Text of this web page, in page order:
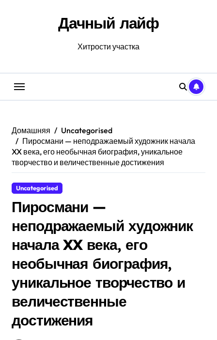
Дачный лайф
Хитрости участка
Домашняя
Uncategorised
Пиросмани — неподражаемый художник начала
XX века, его необычная биография, уникальное
творчество и величественные достижения
Uncategorised
Пиросмани —
неподражаемый художник
начала XX века, его
необычная биография,
уникальное творчество и
величественные
достижения